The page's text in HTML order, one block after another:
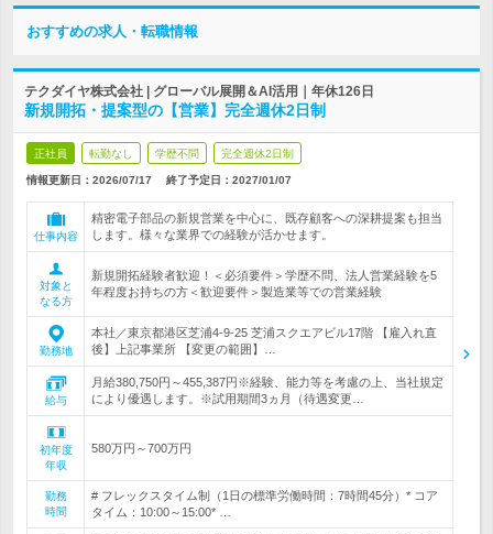
おすすめの求人・転職情報
テクダイヤ株式会社 | グローバル展開＆AI活用｜年休126日
新規開拓・提案型の【営業】完全週休2日制
正社員 転勤なし 学歴不問 完全週休2日制
情報更新日：2026/07/17 終了予定日： 2027/01/07
仕事内容
精密電子部品の新規営業を中心に、既存顧客への深耕提案も担当
します。様々な業界での経験が活かせます。
対象と
なる方
新規開拓経験者歓迎！＜必須要件＞学歴不問、法人営業経験を5
年程度お持ちの方＜歓迎要件＞製造業等での営業経験
勤務地
本社／東京都港区芝浦4-9-25 芝浦スクエアビル17階 【雇入れ直
後】上記事業所 【変更の範囲】…
給与
月給380,750円～455,387円※経験、能力等を考慮の上、当社規定
により優遇します。※試用期間3ヵ月（待遇変更…
初年度
年収
580万円～700万円
勤務
時間
# フレックスタイム制（1日の標準労働時間：7時間45分）* コア
タイム：10:00～15:00* …